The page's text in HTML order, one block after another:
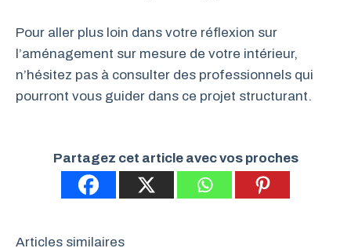
Pour aller plus loin dans votre réflexion sur
l’aménagement sur mesure de votre intérieur,
n’hésitez pas à consulter des professionnels qui
pourront vous guider dans ce projet structurant.
Partagez cet article avec vos proches
Articles similaires